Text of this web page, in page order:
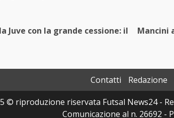
Juve con la grande cessione: il
Mancini
Contatti Redazione
© riproduzione riservata Futsal News24 -
Comunicazione al n. 26692 -